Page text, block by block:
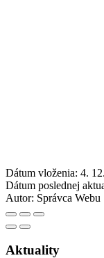
Dátum vloženia: 4.
Dátum poslednej
Autor: Správca Webu
Aktuality